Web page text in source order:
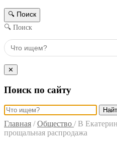
🔍 Поиск
🔍 Поиск
✕
Поиск по сайту
Главная / Общество / В
прощальная распродажа